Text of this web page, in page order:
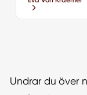
Undrar du över